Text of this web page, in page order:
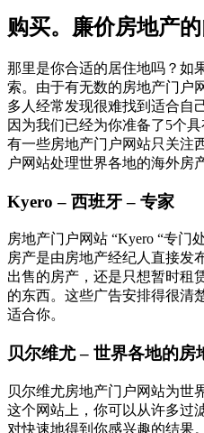
购买。廉价房地产
那里是你合适的居住地吗？如
索。由于有无数的房地产门户
多人经常发现很难找到适合自
因为我们已经为你准备了5个
有一些房地产门户网站只关注
户网站处理世界各地的海外房
Kyero – 西班牙 – 专家
房地产门户网站 “Kyero “专门
房产是由房地产经纪人直接发
出售的房产，还是只想暂时租
的东西。这些广告安排得很清
适合你。
贝尔维尤 – 世界各地的房
贝尔维尤房地产门户网站为世
这个网站上，你可以从许多过
对快速地得到你感兴趣的结果